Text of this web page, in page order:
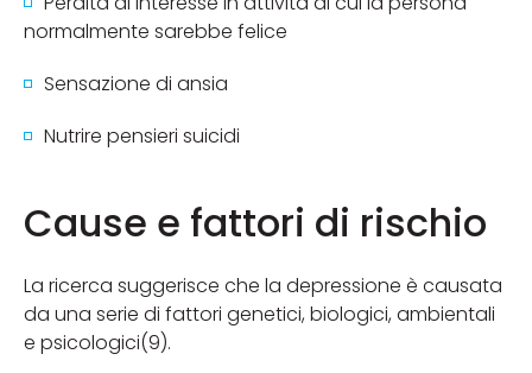
normalmente sarebbe felice
Sensazione di ansia
Nutrire pensieri suicidi
Cause e fattori di rischio
La ricerca suggerisce che la depressione è causata
da una serie di fattori genetici, biologici, ambientali
e psicologici(9).